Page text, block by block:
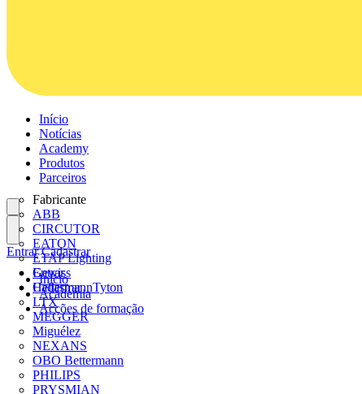
Início
Notícias
Academy
Produtos
Parceiros
Fabricante
ABB
CIRCUTOR
EATON
ETAP Lighting
Gewiss
HellermannTyton
LTX
MEGGER
Miguélez
NEXANS
OBO Bettermann
PHILIPS
PRYSMIAN
Entrar
Cadastrar
Entrar Cadastrar
Início
Academia
Acções de formação